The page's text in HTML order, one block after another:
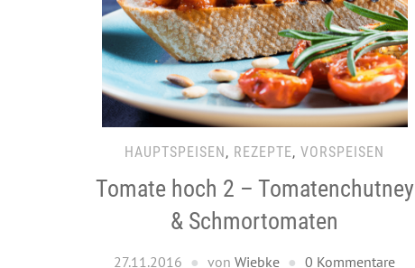
HAUPTSPEISEN, REZEPTE, VORSPEISEN
Tomate hoch 2 – Tomatenchutney
& Schmortomaten
27.11.2016 von Wiebke 0 Kommentare